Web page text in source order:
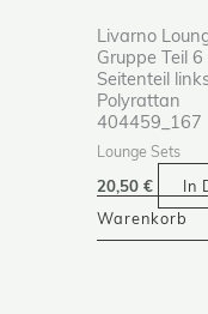
Livarno
Gruppe Teil 6
Seitenteil
Polyrattan
404459_167
Lounge Sets
20,50€
In
Warenkorb